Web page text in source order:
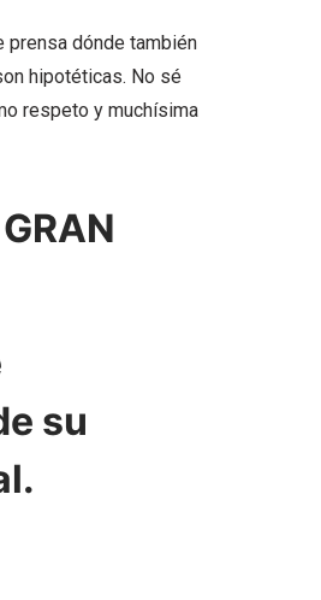
dónde también
hipotéticas. No sé
respeto y muchísima
su